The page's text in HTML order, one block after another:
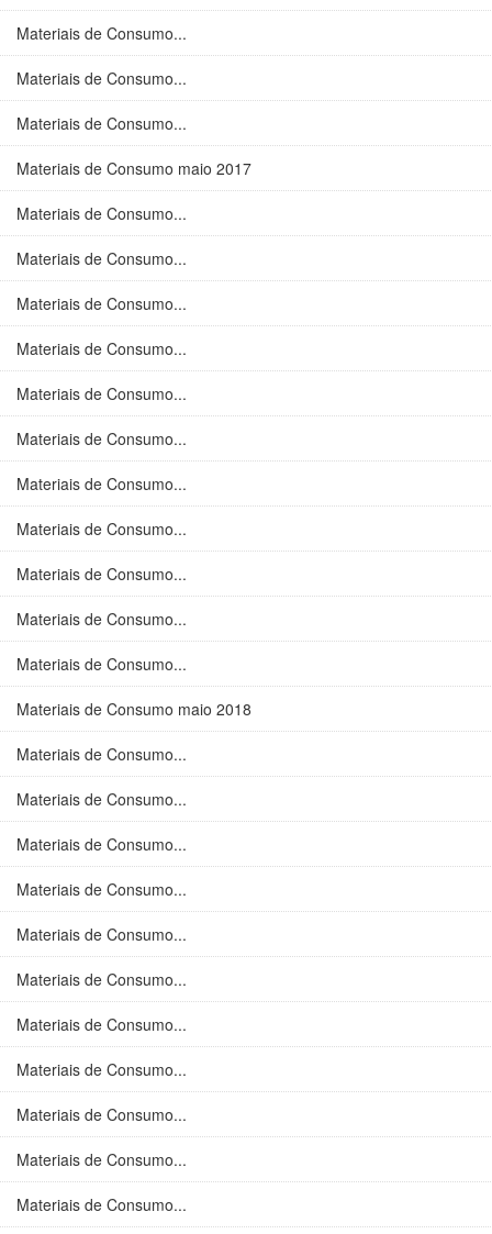
Materiais de Consumo...
Materiais de Consumo...
Materiais de Consumo...
Materiais de Consumo maio 2017
Materiais de Consumo...
Materiais de Consumo...
Materiais de Consumo...
Materiais de Consumo...
Materiais de Consumo...
Materiais de Consumo...
Materiais de Consumo...
Materiais de Consumo...
Materiais de Consumo...
Materiais de Consumo...
Materiais de Consumo...
Materiais de Consumo maio 2018
Materiais de Consumo...
Materiais de Consumo...
Materiais de Consumo...
Materiais de Consumo...
Materiais de Consumo...
Materiais de Consumo...
Materiais de Consumo...
Materiais de Consumo...
Materiais de Consumo...
Materiais de Consumo...
Materiais de Consumo...